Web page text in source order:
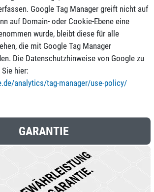
Google Tag Manager greift nicht auf
auf Domain- oder Cookie-Ebene eine
wurde, bleibt diese für alle
die mit Google Tag Manager
Die Datenschutzhinweise von Google zu
hier:
analytics/tag-manager/use-policy/
GARANTIE